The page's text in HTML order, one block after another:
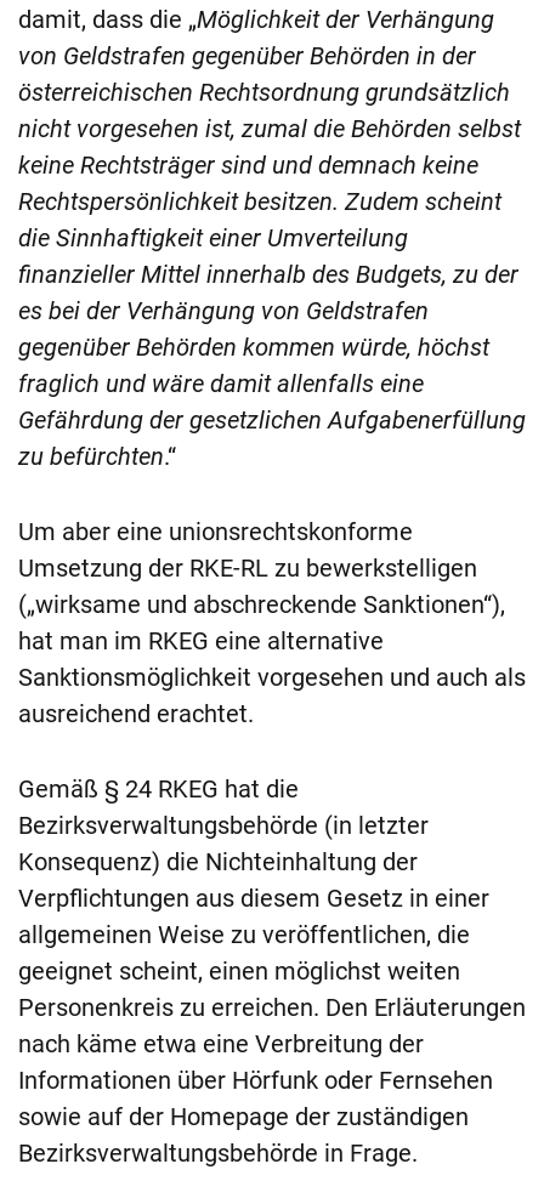
damit, dass die „Möglichkeit der Verhängung
von Geldstrafen gegenüber Behörden in der
österreichischen Rechtsordnung grundsätzlich
nicht vorgesehen ist, zumal die Behörden selbst
keine Rechtsträger sind und demnach keine
Rechtspersönlichkeit besitzen. Zudem scheint
die Sinnhaftigkeit einer Umverteilung
finanzieller Mittel innerhalb des Budgets, zu der
es bei der Verhängung von Geldstrafen
gegenüber Behörden kommen würde, höchst
fraglich und wäre damit allenfalls eine
Gefährdung der gesetzlichen Aufgabenerfüllung
zu befürchten.“
Um aber eine unionsrechtskonforme
Umsetzung der RKE-RL zu bewerkstelligen
(„wirksame und abschreckende Sanktionen“),
hat man im RKEG eine alternative
Sanktionsmöglichkeit vorgesehen und auch als
ausreichend erachtet.
Gemäß § 24 RKEG hat die
Bezirksverwaltungsbehörde (in letzter
Konsequenz) die Nichteinhaltung der
Verpflichtungen aus diesem Gesetz in einer
allgemeinen Weise zu veröffentlichen, die
geeignet scheint, einen möglichst weiten
Personenkreis zu erreichen. Den Erläuterungen
nach käme etwa eine Verbreitung der
Informationen über Hörfunk oder Fernsehen
sowie auf der Homepage der zuständigen
Bezirksverwaltungsbehörde in Frage.